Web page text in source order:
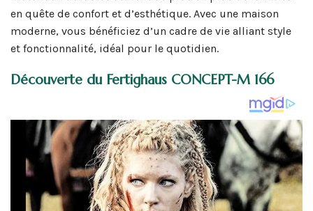
en quête de confort et d’esthétique. Avec une maison
moderne, vous bénéficiez d’un cadre de vie alliant style
et fonctionnalité, idéal pour le quotidien.
Découverte du Fertighaus CONCEPT-M 166